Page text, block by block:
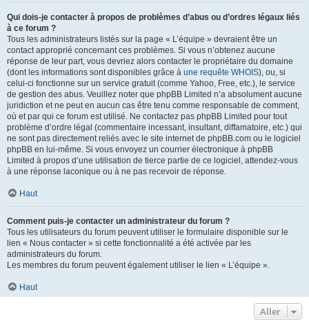
Qui dois-je contacter à propos de problèmes d’abus ou d’ordres légaux liés
à ce forum ?
Tous les administrateurs listés sur la page « L’équipe » devraient être un
contact approprié concernant ces problèmes. Si vous n’obtenez aucune
réponse de leur part, vous devriez alors contacter le propriétaire du domaine
(dont les informations sont disponibles grâce à une requête WHOIS), ou, si
celui-ci fonctionne sur un service gratuit (comme Yahoo, Free, etc.), le service
de gestion des abus. Veuillez noter que phpBB Limited n’a absolument aucune
juridiction et ne peut en aucun cas être tenu comme responsable de comment,
où et par qui ce forum est utilisé. Ne contactez pas phpBB Limited pour tout
problème d’ordre légal (commentaire incessant, insultant, diffamatoire, etc.) qui
ne sont pas directement reliés avec le site internet de phpBB.com ou le logiciel
phpBB en lui-même. Si vous envoyez un courrier électronique à phpBB
Limited à propos d’une utilisation de tierce partie de ce logiciel, attendez-vous
à une réponse laconique ou à ne pas recevoir de réponse.
Haut
Comment puis-je contacter un administrateur du forum ?
Tous les utilisateurs du forum peuvent utiliser le formulaire disponible sur le
lien « Nous contacter » si cette fonctionnalité a été activée par les
administrateurs du forum.
Les membres du forum peuvent également utiliser le lien « L’équipe ».
Haut
Aller